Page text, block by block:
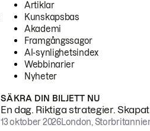
Artiklar
Kunskapsbas
Akademi
Framgångssagor
AI-synlighetsindex
Webbinarier
Nyheter
SÄKRA DIN BILJETT NU
En dag. Riktiga strategier.
13 oktober 2026London,